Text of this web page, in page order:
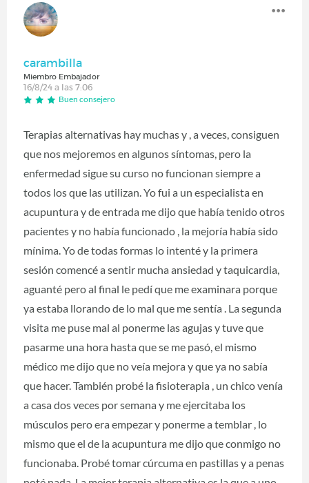
carambilla
Miembro Embajador
16/8/24 a las 7:06
Buen consejero
Terapias alternativas hay muchas y , a veces, consiguen
que nos mejoremos en algunos síntomas, pero la
enfermedad sigue su curso no funcionan siempre a
todos los que las utilizan. Yo fui a un especialista en
acupuntura y de entrada me dijo que había tenido otros
pacientes y no había funcionado , la mejoría había sido
mínima. Yo de todas formas lo intenté y la primera
sesión comencé a sentir mucha ansiedad y taquicardia,
aguanté pero al final le pedí que me examinara porque
ya estaba llorando de lo mal que me sentía . La segunda
visita me puse mal al ponerme las agujas y tuve que
pasarme una hora hasta que se me pasó, el mismo
médico me dijo que no veía mejora y que ya no sabía
que hacer. También probé la fisioterapia , un chico venía
a casa dos veces por semana y me ejercitaba los
músculos pero era empezar y ponerme a temblar , lo
mismo que el de la acupuntura me dijo que conmigo no
funcionaba. Probé tomar cúrcuma en pastillas y a penas